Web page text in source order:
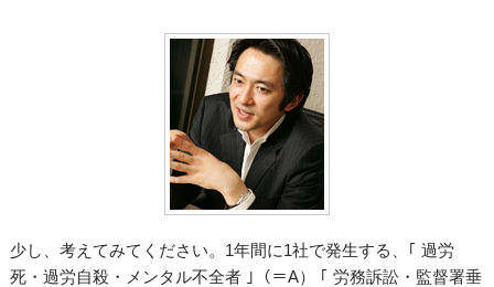
少し、考えてみてください。1年間に1社で発生する、｢ 過労
死・過労自殺・メンタル不全者 ｣（＝A） ｢ 労務訴訟・監督署垂